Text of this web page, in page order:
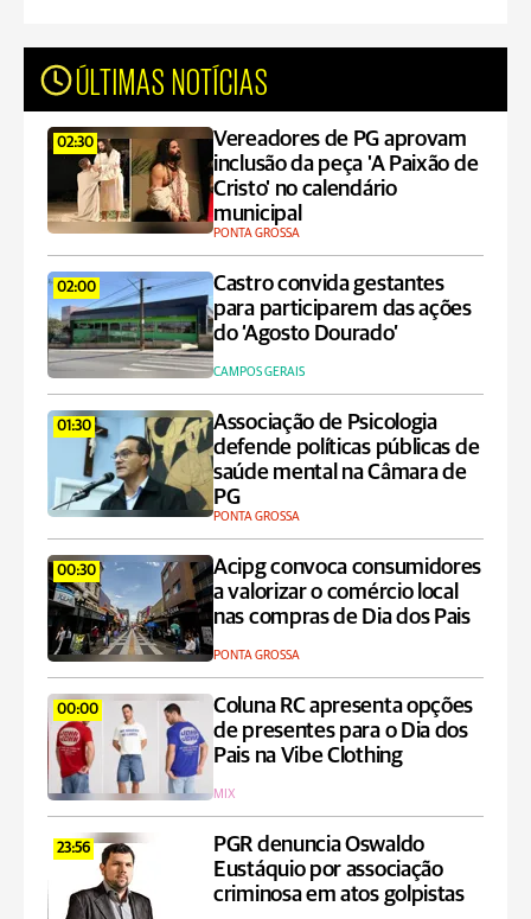
ÚLTIMAS NOTÍCIAS
02:30
Vereadores de PG aprovam
inclusão da peça 'A Paixão de
Cristo' no calendário
municipal
PONTA GROSSA
02:00
Castro convida gestantes
para participarem das ações
do ‘Agosto Dourado’
CAMPOS GERAIS
01:30
Associação de Psicologia
defende políticas públicas de
saúde mental na Câmara de
PG
PONTA GROSSA
00:30
Acipg convoca consumidores
a valorizar o comércio local
nas compras de Dia dos Pais
PONTA GROSSA
00:00
Coluna RC apresenta opções
de presentes para o Dia dos
Pais na Vibe Clothing
MIX
23:56
PGR denuncia Oswaldo
Eustáquio por associação
criminosa em atos golpistas